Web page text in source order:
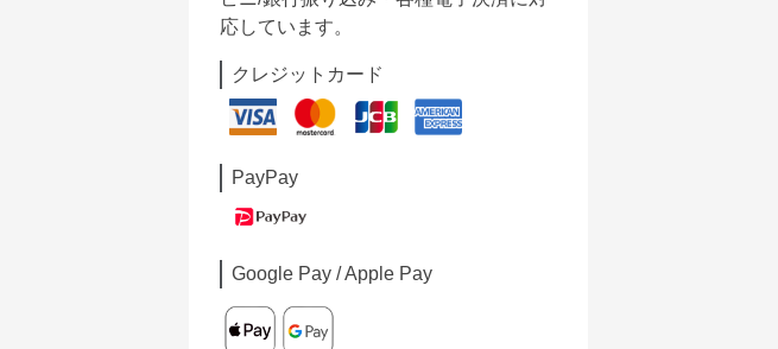
応しています。
クレジットカード
PayPay
Google Pay / Apple Pay